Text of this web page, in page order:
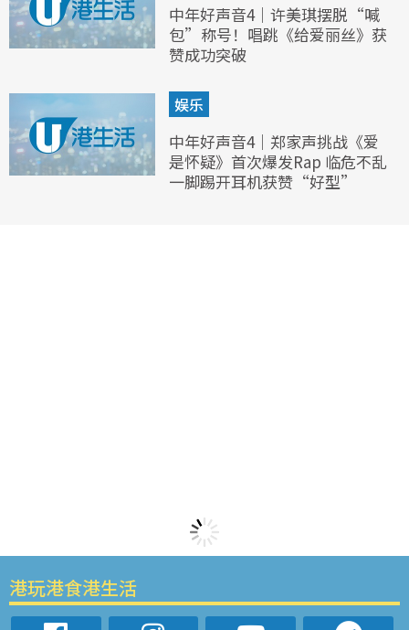
中年好声音4｜许美琪摆脱“喊
包”称号！唱跳《给爱丽丝》获
赞成功突破
娱乐
中年好声音4｜郑家声挑战《爱
是怀疑》首次爆发Rap 临危不乱
一脚踢开耳机获赞“好型”
港玩港食港生活